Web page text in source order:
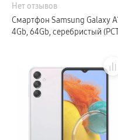
Домашние
Телевизоры
Телевизоры
Телевизоры
Телевизоры
Телевизоры
Телевизоры
Телевизоры
гарантия
сплит
доставка
Нет отзывов
Смартфон Samsung Galaxy
4Gb, 64Gb, серебристый